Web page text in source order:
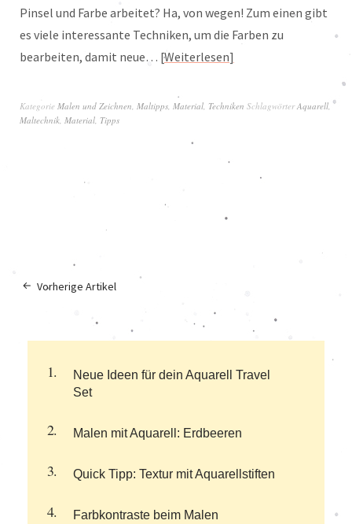
Pinsel und Farbe arbeitet? Ha, von wegen! Zum einen gibt
es viele interessante Techniken, um die Farben zu
bearbeiten, damit neue… Weiterlesen
Kategorie Malen und Zeichnen, Maltipps, Material, Techniken SchlagwörterAquarell,
Maltechnik, Material, Tipps
Vorherige Artikel
Neue Ideen für dein Aquarell Travel
Set
Malen mit Aquarell: Erdbeeren
Quick Tipp: Textur mit Aquarellstiften
Farbkontraste beim Malen